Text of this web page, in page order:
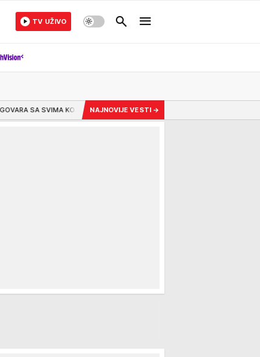
TV UŽIVO
KOJI POŠTUJU NAŠ SUVERENITET" Marko Đurić o napadima na Vučića
NAJNOVIJE VESTI →